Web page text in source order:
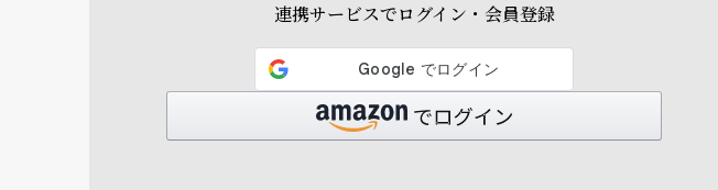
連携サービスでログイン・会員登録